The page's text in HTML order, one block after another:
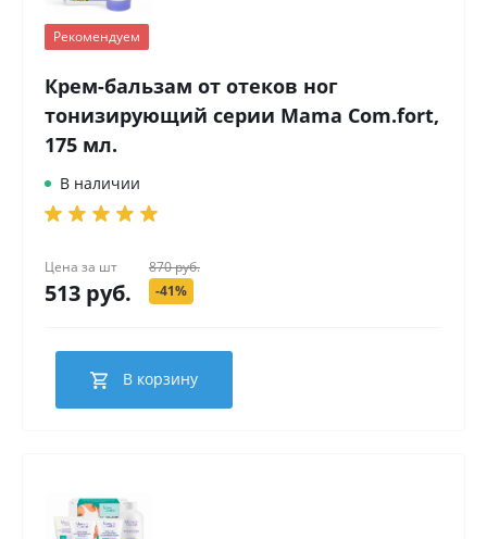
Рекомендуем
Крем-бальзам от отеков ног
тонизирующий серии Mama Com.fort,
175 мл.
В наличии
Цена за шт
513 руб.
870 руб.
-41%
В корзину